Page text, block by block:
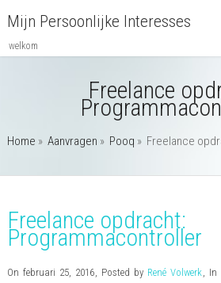
Mijn Persoonlijke Interesses
welkom
Freelance
Home » Aanvragen » Pooq » Freelance
Freelance opdracht:
Programmacontroller
On februari 25, 2016, Posted by René Volwerk, In